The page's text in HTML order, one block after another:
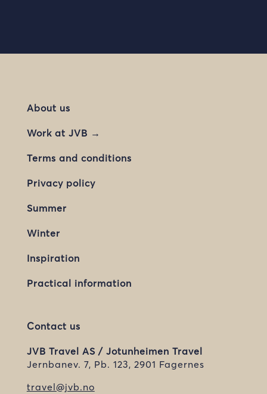
About us
Work at JVB →
Terms and conditions
Privacy policy
Summer
Winter
Inspiration
Practical information
Contact us
JVB Travel AS / Jotunheimen Travel
Jernbanev. 7, Pb. 123, 2901 Fagernes
travel@jvb.no